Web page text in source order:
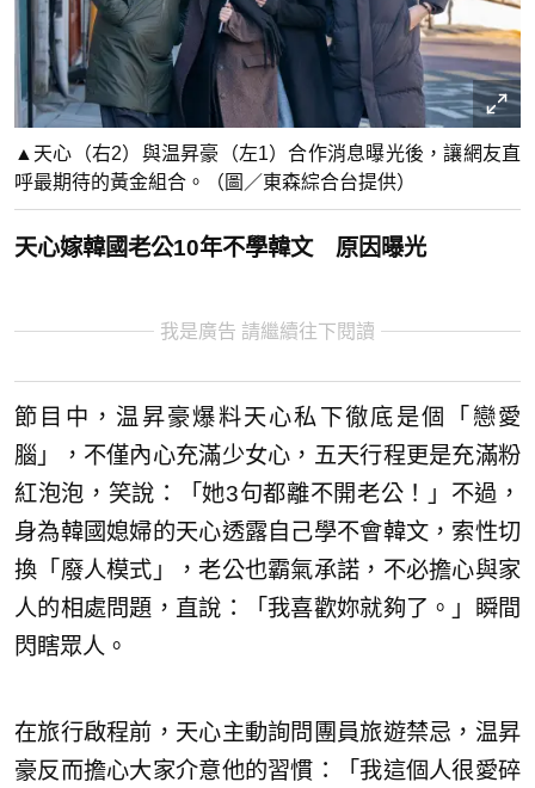
▲天心（右2）與温昇豪（左1）合作消息曝光後，讓網友直
呼最期待的黃金組合。（圖／東森綜合台提供）
天心嫁韓國老公10年不學韓文 原因曝光
我是廣告 請繼續往下閱讀
節目中，温昇豪爆料天心私下徹底是個「戀愛
腦」，不僅內心充滿少女心，五天行程更是充滿粉
紅泡泡，笑說：「她3句都離不開老公！」不過，
身為韓國媳婦的天心透露自己學不會韓文，索性切
換「廢人模式」，老公也霸氣承諾，不必擔心與家
人的相處問題，直說：「我喜歡妳就夠了。」瞬間
閃瞎眾人。
在旅行啟程前，天心主動詢問團員旅遊禁忌，温昇
豪反而擔心大家介意他的習慣：「我這個人很愛碎